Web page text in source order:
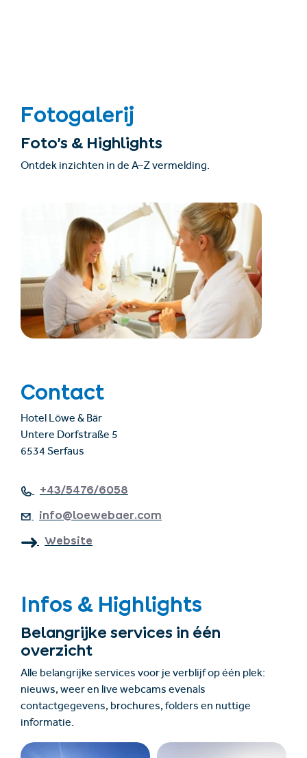
Fotogalerij
Foto’s & Highlights
Ontdek inzichten in de A–Z vermelding.
Contact
Hotel Löwe & Bär
Untere Dorfstraße 5
6534 Serfaus
+43/5476/6058
info@loewebaer.com
Website
Infos & Highlights
Belangrijke services in één
overzicht
Alle belangrijke services voor je verblijf op één plek:
nieuws, weer en live webcams evenals
contactgegevens, brochures, folders en nuttige
informatie.